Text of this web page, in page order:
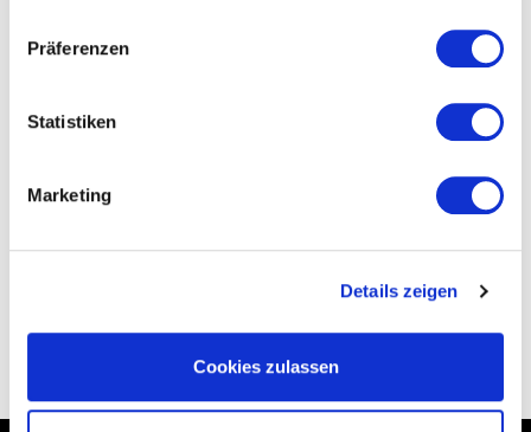
Präferenzen
Statistiken
Marketing
Details zeigen
Cookies zulassen
Hier finden Sie eine große Auswahl
an professionellen Flyern und
Faltblättern der Bela Aqua GmbH
zur effizienten Leadgenerierung.
ES IST KEIN PRODUKT VORHANDEN.